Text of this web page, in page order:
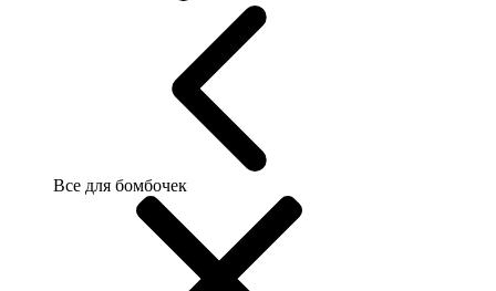
Все для бомбочек